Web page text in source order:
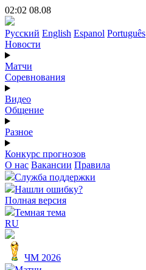
02:02 08.08
Русский English Espanol Português
Новости
Матчи
Соревнования
Видео
Общение
Разное
Конкурс прогнозов
О нас Вакансии Правила
Служба поддержки
Нашли ошибку?
Полная версия
Темная тема
RU
ЧМ 2026